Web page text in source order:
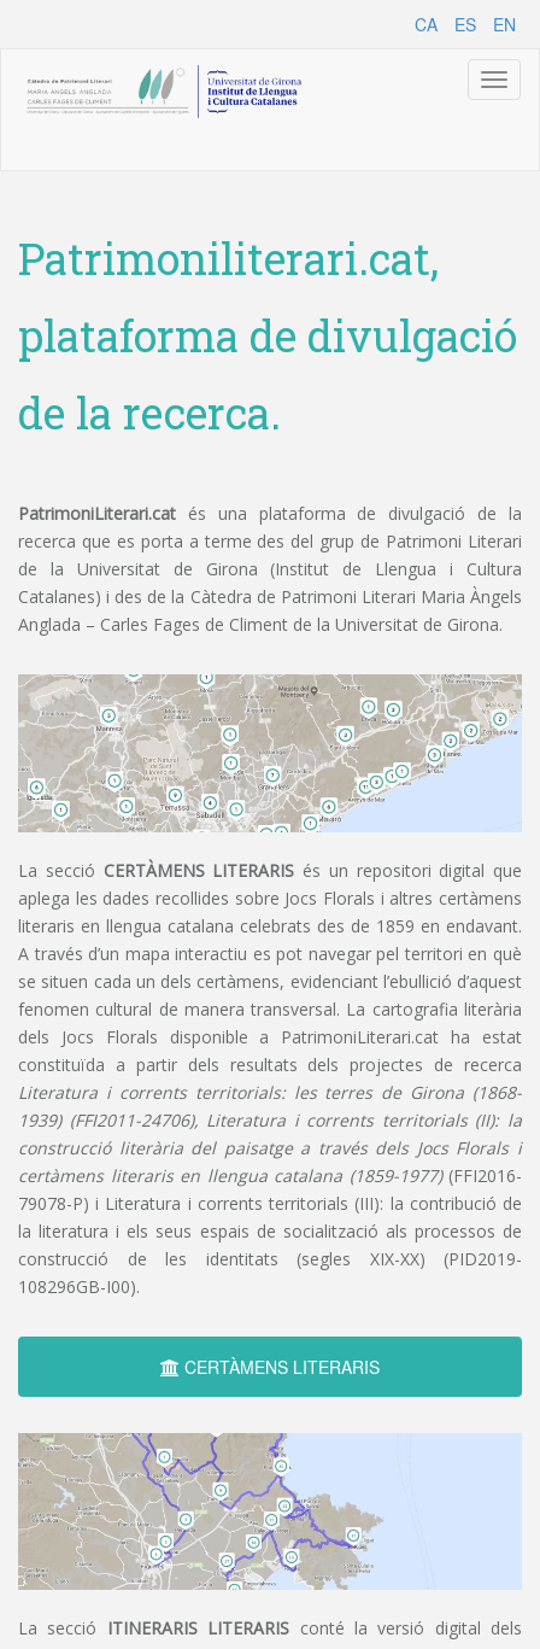
CA ES EN
Patrimoniliterari.cat,
plataforma de divulgació
de la recerca.
PatrimoniLiterari.cat és una plataforma de divulgació de la
recerca que es porta a terme des del grup de Patrimoni Literari
de la Universitat de Girona (Institut de Llengua i Cultura
Catalanes) i des de la Càtedra de Patrimoni Literari Maria Àngels
Anglada – Carles Fages de Climent de la Universitat de Girona.
La secció CERTÀMENS LITERARIS és un repositori digital que
aplega les dades recollides sobre Jocs Florals i altres certàmens
literaris en llengua catalana celebrats des de 1859 en endavant.
A través d’un mapa interactiu es pot navegar pel territori en què
se situen cada un dels certàmens, evidenciant l’ebullició d’aquest
fenomen cultural de manera transversal. La cartografia literària
dels Jocs Florals disponible a PatrimoniLiterari.cat ha estat
constituïda a partir dels resultats dels projectes de recerca
Literatura i corrents territorials: les terres de Girona (1868-
1939) (FFI2011-24706), Literatura i corrents territorials (II): la
construcció literària del paisatge a través dels Jocs Florals i
certàmens literaris en llengua catalana (1859-1977)(FFI2016-
79078-P) i Literatura i corrents territorials (III): la contribució de
la literatura i els seus espais de socialització als processos de
construcció de les identitats (segles XIX-XX) (PID2019-
108296GB-I00).
CERTÀMENS LITERARIS
La secció ITINERARIS LITERARIS conté la versió digital dels